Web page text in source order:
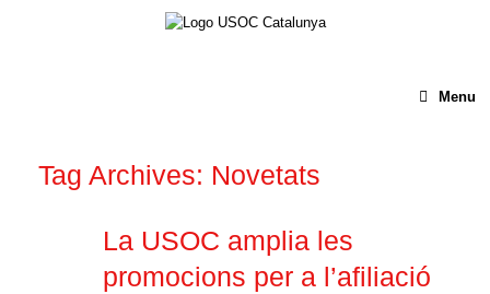
Menu
Tag Archives: Novetats
La USOC amplia les
promocions per a l’afiliació